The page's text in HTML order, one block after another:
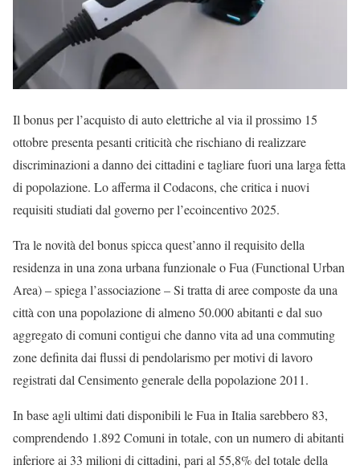
Il bonus per l’acquisto di auto elettriche al via il prossimo 15
ottobre presenta pesanti criticità che rischiano di realizzare
discriminazioni a danno dei cittadini e tagliare fuori una larga fetta
di popolazione. Lo afferma il Codacons, che critica i nuovi
requisiti studiati dal governo per l’ecoincentivo 2025.
Tra le novità del bonus spicca quest’anno il requisito della
residenza in una zona urbana funzionale o Fua (Functional Urban
Area) – spiega l’associazione – Si tratta di aree composte da una
città con una popolazione di almeno 50.000 abitanti e dal suo
aggregato di comuni contigui che danno vita ad una commuting
zone definita dai flussi di pendolarismo per motivi di lavoro
registrati dal Censimento generale della popolazione 2011.
In base agli ultimi dati disponibili le Fua in Italia sarebbero 83,
comprendendo 1.892 Comuni in totale, con un numero di abitanti
inferiore ai 33 milioni di cittadini, pari al 55,8% del totale della